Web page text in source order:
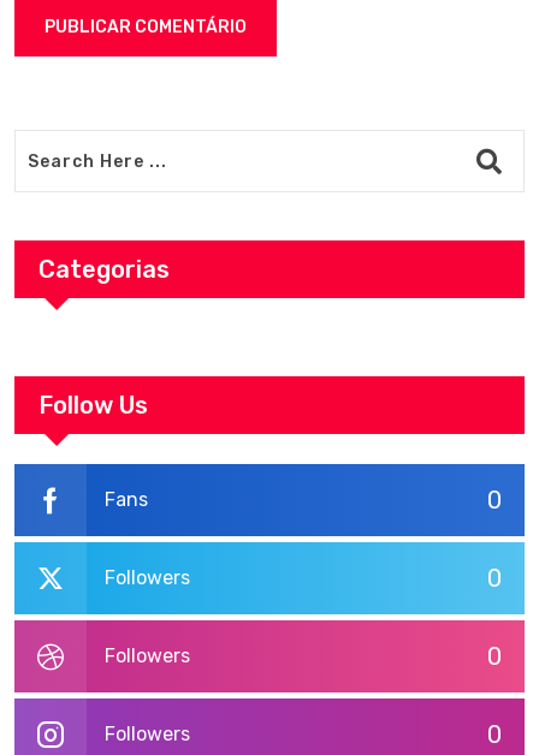
Categorias
Follow Us
0
Fans
0
Followers
0
Followers
0
Followers